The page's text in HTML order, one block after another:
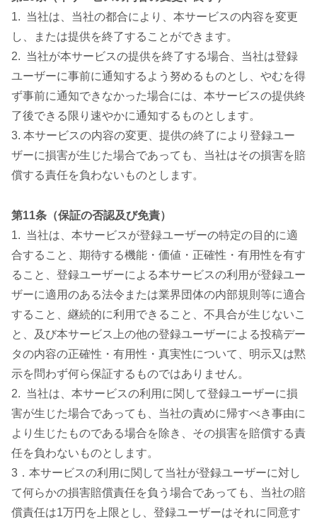
1. 当社は、当社の都合により、本サービスの内容を変更
し、または提供を終了することができます。
2. 当社が本サービスの提供を終了する場合、当社は登録
ユーザーに事前に通知するよう努めるものとし、やむを得
ず事前に通知できなかった場合には、本サービスの提供終
了後できる限り速やかに通知するものとします。
3. 本サービスの内容の変更、提供の終了により登録ユー
ザーに損害が生じた場合であっても、当社はその損害を賠
償する責任を負わないものとします。
第11条（保証の否認及び免責）
1. 当社は、本サービスが登録ユーザーの特定の目的に適
合すること、期待する機能・価値・正確性・有用性を有す
ること、登録ユーザーによる本サービスの利用が登録ユー
ザーに適用のある法令または業界団体の内部規則等に適合
すること、継続的に利用できること、不具合が生じないこ
と、及び本サービス上の他の登録ユーザーによる投稿デー
タの内容の正確性・有用性・真実性について、明示又は黙
示を問わず何ら保証するものではありません。
2. 当社は、本サービスの利用に関して登録ユーザーに損
害が生じた場合であっても、当社の責めに帰すべき事由に
より生じたものである場合を除き、その損害を賠償する責
任を負わないものとします。
3．本サービスの利用に関して当社が登録ユーザーに対し
て何らかの損害賠償責任を負う場合であっても、当社の賠
償責任は1万円を上限とし、登録ユーザーはそれに同意す